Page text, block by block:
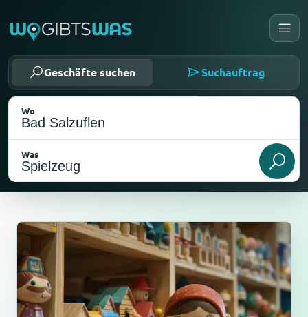
Geschäfte suchen Suchauftrag
Wo
Was
Als meinen Standort wählen